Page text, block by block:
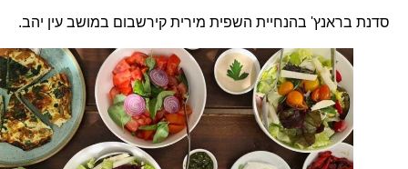
סדנת בראנץ' בהנחיית השפית מירית קירשבום במושב עין יהב.